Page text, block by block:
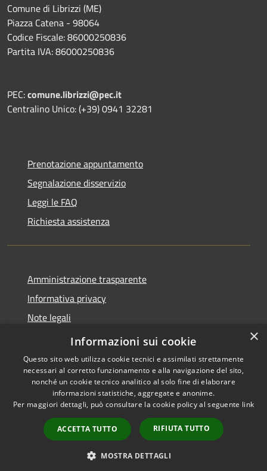
Comune di Librizzi (ME)
Piazza Catena - 98064
Codice Fiscale: 86000250836
Partita IVA: 86000250836
PEC:comune.librizzi@pec.it
Centralino Unico: (+39) 0941 32281
Prenotazione appuntamento
Segnalazione disservizio
Leggi le FAQ
Richiesta assistenza
Amministrazione trasparente
Informativa privacy
Note legali
Dichiarazione di accessibilità
Accessibilità
Copyright © 2026 • Comune di
Librizzi • Powered by
Municipium•
Accesso
redazione
×
Informazioni sui cookie
Questo sito web utilizza cookie tecnici e assimilati strettamente
necessari al corretto funzionamento e alla navigazione del sito,
nonché un cookie tecnico analitico al solo fine di elaborare
informazioni statistiche, aggregate e anonime.
Per maggiori dettagli, può consultare la cookie policy al seguente link
ACCETTA TUTTO RIFIUTA TUTTO
MOSTRA DETTAGLI